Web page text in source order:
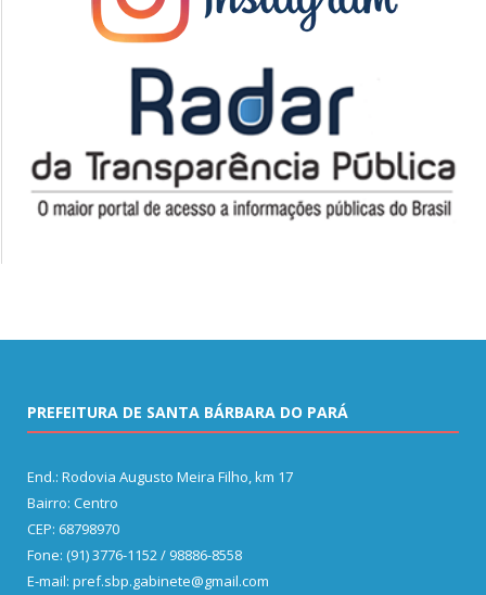
PREFEITURA DE SANTA BÁRBARA DO PARÁ
End.: Rodovia Augusto Meira Filho, km 17
Bairro: Centro
CEP: 68798970
Fone: (91) 3776-1152 / 98886-8558
E-mail: pref.sbp.gabinete@gmail.com